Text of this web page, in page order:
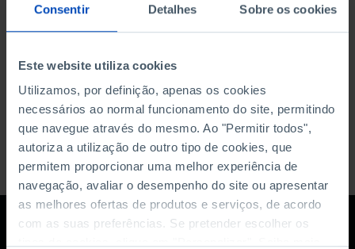
Consentir Detalhes Sobre os cookies
Este website utiliza cookies
Utilizamos, por definição, apenas os cookies
necessários ao normal funcionamento do site, permitindo
que navegue através do mesmo. Ao "Permitir todos",
autoriza a utilização de outro tipo de cookies, que
permitem proporcionar uma melhor experiência de
navegação, avaliar o desempenho do site ou apresentar
as melhores ofertas de produtos e serviços, de acordo
com as suas preferências. Se pretender escolher os
DATA DE FIM